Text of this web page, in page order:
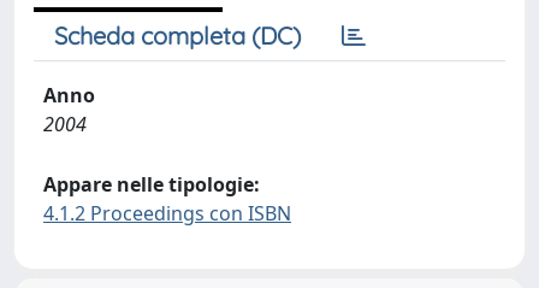
Scheda completa (DC)
Anno
2004
Appare nelle tipologie:
4.1.2 Proceedings con ISBN